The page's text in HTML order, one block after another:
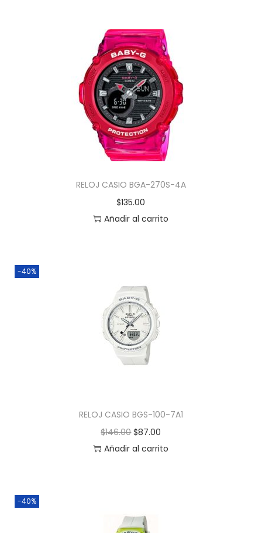
RELOJ CASIO BGA-270S-4A
$135.00
Añadir al carrito
-40%
RELOJ CASIO BGS-100-7A1
$146.00 $87.00
Añadir al carrito
-40%